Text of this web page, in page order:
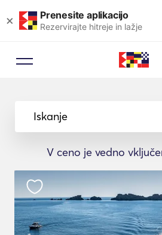
× Prenesite aplikacijo
Rezervirajte hitreje in lažje
Iskanje
V ceno je vedno